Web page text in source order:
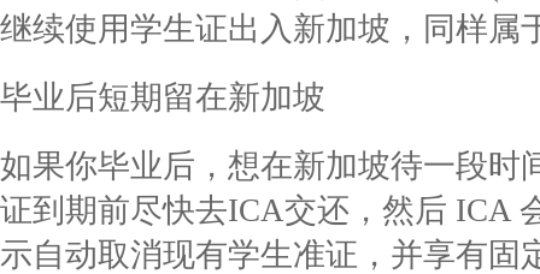
继续使用学生证出入新加坡，同样属
毕业后短期留在新加坡
如果你毕业后，想在新加坡待一段时
证到期前尽快去ICA交还，然后 ICA
示自动取消现有学生准证，并享有固